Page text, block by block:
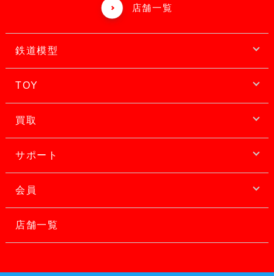
店舗一覧
鉄道模型
TOY
買取
サポート
会員
店舗一覧